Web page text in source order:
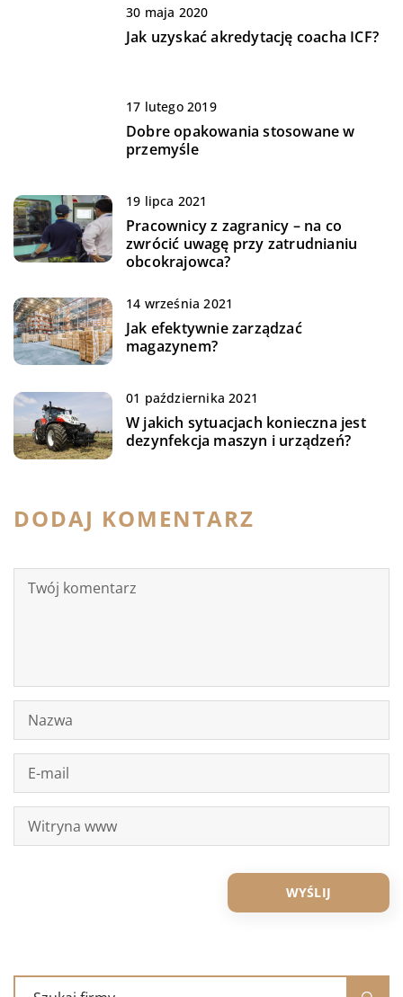
30 maja 2020
Jak uzyskać akredytację coacha ICF?
17 lutego 2019
Dobre opakowania stosowane w
przemyśle
19 lipca 2021
Pracownicy z zagranicy – na co
zwrócić uwagę przy zatrudnianiu
obcokrajowca?
14 września 2021
Jak efektywnie zarządzać
magazynem?
01 października 2021
W jakich sytuacjach konieczna jest
dezynfekcja maszyn i urządzeń?
DODAJ KOMENTARZ